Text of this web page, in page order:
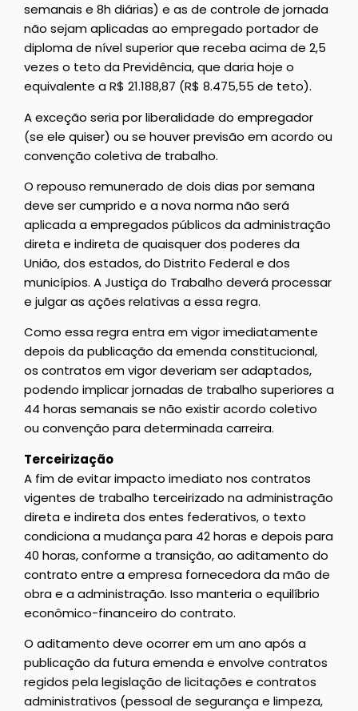
semanais e 8h diárias) e as de controle de jornada
não sejam aplicadas ao empregado portador de
diploma de nível superior que receba acima de 2,5
vezes o teto da Previdência, que daria hoje o
equivalente a R$ 21.188,87 (R$ 8.475,55 de teto).
A exceção seria por liberalidade do empregador
(se ele quiser) ou se houver previsão em acordo ou
convenção coletiva de trabalho.
O repouso remunerado de dois dias por semana
deve ser cumprido e a nova norma não será
aplicada a empregados públicos da administração
direta e indireta de quaisquer dos poderes da
União, dos estados, do Distrito Federal e dos
municípios. A Justiça do Trabalho deverá processar
e julgar as ações relativas a essa regra.
Como essa regra entra em vigor imediatamente
depois da publicação da emenda constitucional,
os contratos em vigor deveriam ser adaptados,
podendo implicar jornadas de trabalho superiores a
44 horas semanais se não existir acordo coletivo
ou convenção para determinada carreira.
Terceirização
A fim de evitar impacto imediato nos contratos
vigentes de trabalho terceirizado na administração
direta e indireta dos entes federativos, o texto
condiciona a mudança para 42 horas e depois para
40 horas, conforme a transição, ao aditamento do
contrato entre a empresa fornecedora da mão de
obra e a administração. Isso manteria o equilíbrio
econômico-financeiro do contrato.
O aditamento deve ocorrer em um ano após a
publicação da futura emenda e envolve contratos
regidos pela legislação de licitações e contratos
administrativos (pessoal de segurança e limpeza,